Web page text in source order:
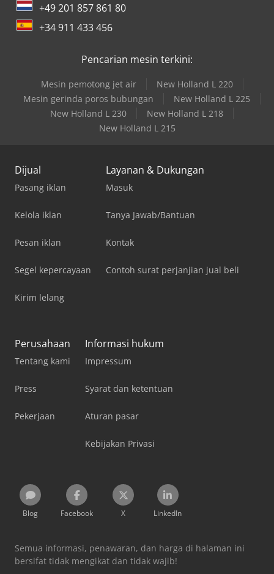
+49 201 857 861 80
+34 911 433 456
Pencarian mesin terkini:
Mesin pemotong jet air
New Holland L 220
Mesin gerinda poros bubungan
New Holland L 225
New Holland L 230
New Holland L 218
New Holland L 215
Dijual
Pasang iklan
Kelola iklan
Pesan iklan
Segel kepercayaan
Kirim lelang
Layanan & Dukungan
Masuk
Tanya Jawab/Bantuan
Kontak
Contoh surat perjanjian jual beli
Perusahaan
Tentang kami
Press
Pekerjaan
Informasi hukum
Impressum
Syarat dan ketentuan
Aturan pasar
Kebijakan Privasi
Blog Facebook X LinkedIn
Semua informasi, penawaran, dan harga di halaman ini
bersifat tidak mengikat dan tidak wajib!